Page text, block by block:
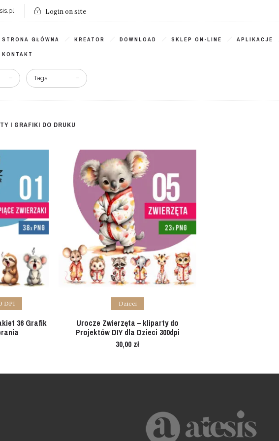
Login on site
STRONA GŁÓWNA KREATOR DOWNLOAD SKLEP ON-LINE APLIKACJE
KONTAKT
Tags
I GRAFIKI DO DRUKU
DPI
36 Grafik
Add to cart
Dzieci
Urocze Zwierzęta – kliparty do
Projektów DIY dla Dzieci 300dpi
30,00 zł